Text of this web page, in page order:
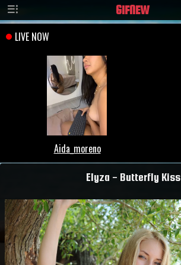
GIFNEW
Elyza - Butterfly Kiss